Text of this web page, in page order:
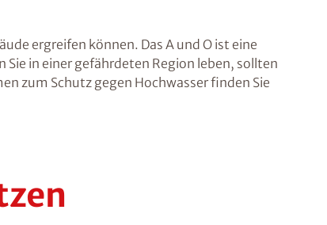
ergreifen können. Das A und O ist eine
in einer gefährdeten Region leben, sollten
zum Schutz gegen Hochwasser finden Sie